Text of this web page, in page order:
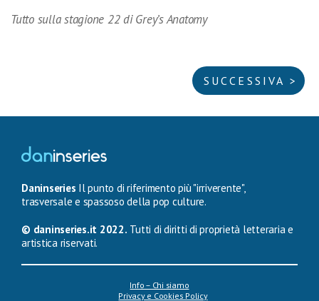
Tutto sulla stagione 22 di Grey’s Anatomy
SUCCESSIVA >
Daninseries Il punto di riferimento più "irriverente",
trasversale e spassoso della pop culture.
© daninseries.it 2022. Tutti di diritti di proprietà letteraria e
artistica riservati.
Info – Chi siamo
Privacy e Cookies Policy